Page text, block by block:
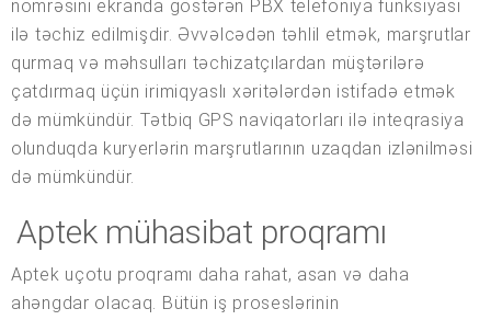
nömrəsini ekranda göstərən PBX telefoniya funksiyası
ilə təchiz edilmişdir. Əvvəlcədən təhlil etmək, marşrutlar
qurmaq və məhsulları təchizatçılardan müştərilərə
çatdırmaq üçün irimiqyaslı xəritələrdən istifadə etmək
də mümkündür. Tətbiq GPS naviqatorları ilə inteqrasiya
olunduqda kuryerlərin marşrutlarının uzaqdan izlənilməsi
də mümkündür.
Aptek mühasibat proqramı
Aptek uçotu proqramı daha rahat, asan və daha
ahəngdar olacaq. Bütün iş proseslərinin